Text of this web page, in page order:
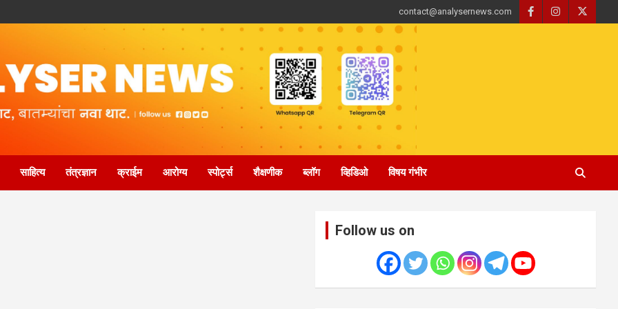
contact@analysernews.com
साहित्य तंत्रज्ञान क्राईम आरोग्य स्पोर्ट्स शैक्षणीक ब्लॉग व्हिडिओ विषय गंभीर
Follow us on